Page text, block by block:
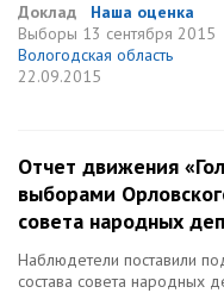
Доклад
Наша оценка
Выборы 13 сентября 2015
Вологодская область
22.09.2015
Отчет движения
выборами
совета народных
Наблюдетели поставили
состава совета народных